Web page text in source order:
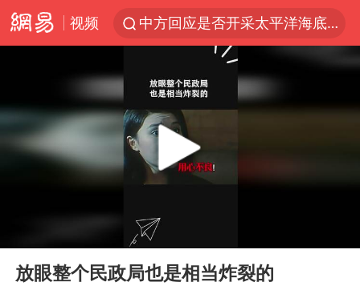
视频
中方回应是否开采太平洋海底稀土资源
台风白海豚进入48小时警戒线
看守所辅警收受10万获刑1年
宇树科技发行价格150.80元/股
CIA被曝已秘密设立古巴工作组
U17国足1分钟轰2球
Play
放眼整个民政局也是相当炸裂的